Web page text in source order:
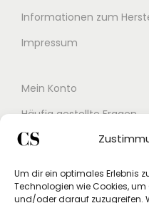
Um dir ein optimales Erlebnis
Technologien wie Cookies,
und/oder darauf zuzugreifen.
Informationen zum
Impressum
Mein Konto
Häufig gestellte Fragen
Kontakt
Studex App